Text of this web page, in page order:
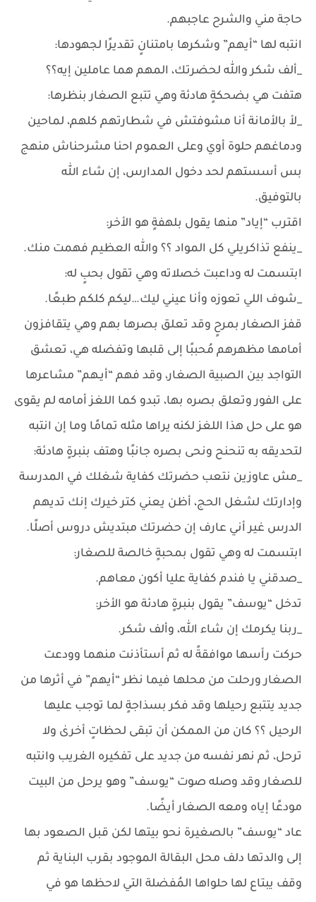
حاجة مني والشرح عاجبهم.
انتبه لها “أيهم” وشكرها بامتنانٍ تقديرًا لجهودها:
_ألف شكر والله لحضرتك، المهم هما عاملين إيه؟؟
هتفت هي بضحكةٍ هادئة وهي تتبع الصغار بنظرها:
_لأ بالأمانة أنا مشوفتش في شطارتهم كلهم، لماحين
ودماغهم حلوة أوي وعلى العموم احنا مشرحناش منهج
بس أسستهم لحد دخول المدارس، إن شاء الله
بالتوفيق.
اقترب “إياد” منها يقول بلهفةٍ هو الأخر:
_ينفع تذاكريلي كل المواد ؟؟ والله العظيم فهمت منك.
ابتسمت له وداعبت خصلاته وهي تقول بحبٍ له:
_شوف اللي تعوزه وأنا عيني ليك…ليكم كلكم طبعًا.
قفز الصغار بمرحٍ وقد تعلق بصرها بهم وهي يتقافزون
أمامها مظهرهم مُحببًا إلى قلبها وتفضله هي، تعشق
التواجد بين الصبية الصغار، وقد فهم “أيـهم” مشاعرها
على الفور وتعلق بصره بها، تبدو كما اللغز أمامه لم يقوى
هو على حل هذا اللغز لكنه يراها مثله تمامًا وما إن انتبه
لتحديقه به تنحنح ونحى بصره جانبًا وهتف بنبرةٍ هادئة:
_مش عاوزين نتعب حضرتك كفاية شغلك في المدرسة
وإدارتك لشغل الحج، أظن يعني كتر خيرك إنك تديهم
الدرس غير أني عارف إن حضرتك مبتديش دروس أصلًا.
ابتسمت له وهي تقول بمحبةٍ خالصة للصغار:
_صدقني يا فندم كفاية عليا أكون معاهم.
تدخل “يوسف” يقول بنبرةٍ هادئة هو الأخر:
_ربنا يكرمك إن شاء الله، وألف شكر.
حركت رأسها موافقةً له ثم أستأذنت منهما وودعت
الصغار ورحلت من محلها فيما نظر “أيهم” في أثرها من
جديد يتتبع رحيلها وقد فكر بسذاجةٍ لما توجب عليها
الرحيل ؟؟ كان من الممكن أن تبقى لحظاتٍ أخرىٰ ولا
ترحل، ثم نهر نفسه من جديد على تفكيره الغريب وانتبه
للصغار وقد وصله صوت “يوسف” وهو يرحل من البيت
مودعًا إياه ومعه الصغار أيضًا.
عاد “يوسف” بالصغيرة نحو بيتها لكن قبل الصعود بها
إلى والدتها دلف محل البقالة الموجود بقرب البناية ثم
وقف يبتاع لها حلواها المُفضلة التي لاحظها هو في